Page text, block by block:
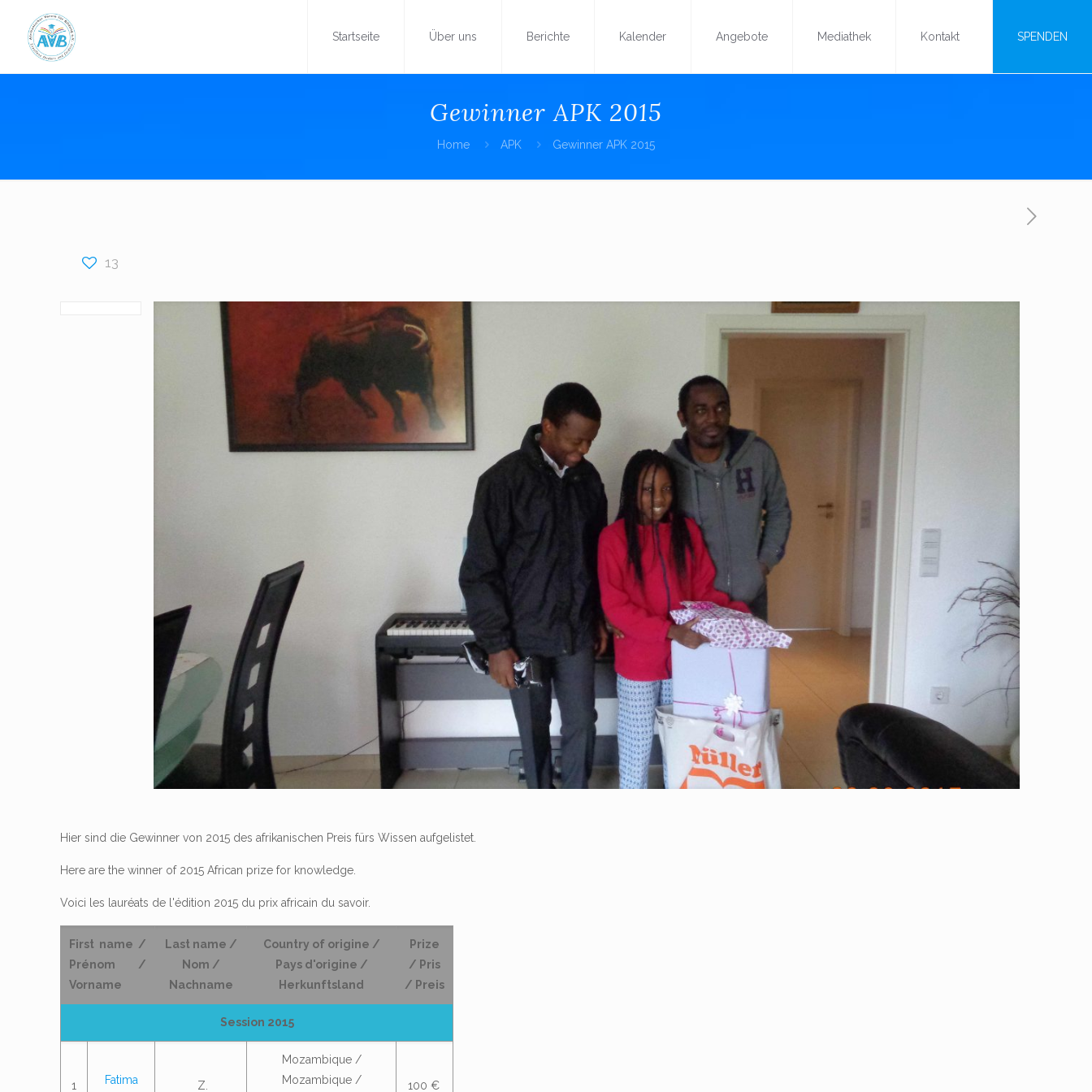
Startseite Über uns Berichte Kalender Angebote Mediathek Kontakt SPENDEN
Gewinner APK 2015
Home APK Gewinner APK 2015
13
Hier sind die Gewinner von 2015 des afrikanischen Preis fürs Wissen aufgelistet.
Here are the winner of 2015 African prize for knowledge.
Voici les lauréats de l'édition 2015 du prix africain du savoir.
First name /
Prénom /
Vorname
Last name /
Nom /
Nachname
Country of origine /
Pays d'origine /
Herkunftsland
Prize
/ Pris
/ Preis
Session 2015
1 Fatima Z.
Mozambique /
Mozambique /
100 €